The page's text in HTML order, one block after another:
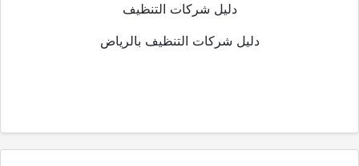
دليل شركات التنظيف
دليل شركات التنظيف بالرياض